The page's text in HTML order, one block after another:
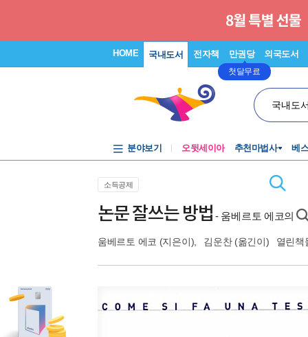
HOME 국내도서 전자책 만권당
첫달무료
외국도서
국내도
분야보기 오뒷세이아 추천마법사 베
소득공제
논문 잘쓰는 방법 - 움베르토 에코의
움베르토 에코 (지은이), 김운찬(옮긴이) 열린책